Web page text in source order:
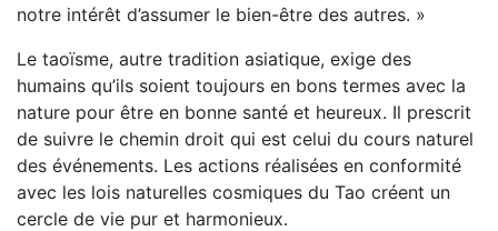
notre intérêt d’assumer le bien-être des autres. »
Le taoïsme, autre tradition asiatique, exige des
humains qu’ils soient toujours en bons termes avec la
nature pour être en bonne santé et heureux. Il prescrit
de suivre le chemin droit qui est celui du cours naturel
des événements. Les actions réalisées en conformité
avec les lois naturelles cosmiques du Tao créent un
cercle de vie pur et harmonieux.